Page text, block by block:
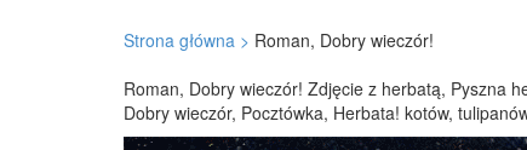
Strona główna > Roman, Dobry wieczór!
Roman, Dobry wieczór! Zdjęcie z herbatą, Pyszna
Dobry wieczór, Pocztówka, Herbata! kotów,